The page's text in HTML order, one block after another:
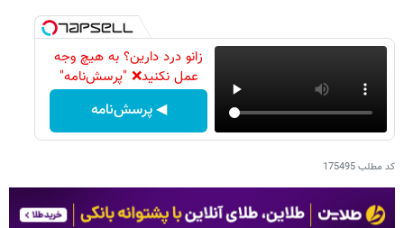
زانو درد دارین؟ به هیچ وجه
عمل نکنید❌ "پرسش‌نامه"
◀ پرسش‌نامه
کد مطلب175495